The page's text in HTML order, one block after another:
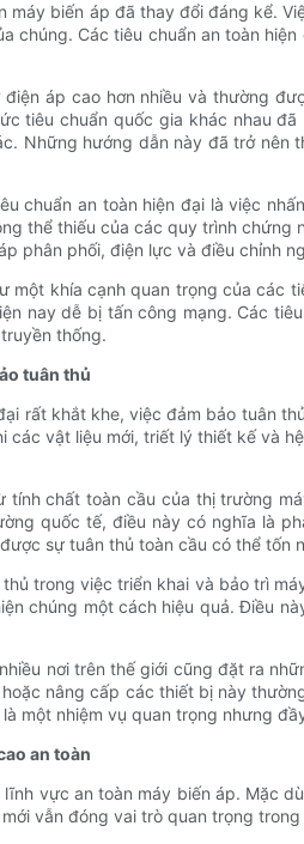
máy biến áp đã thay đổi đáng kể.
chúng. Các tiêu chuẩn an toàn
áp cao hơn nhiều và thường
tiêu chuẩn quốc gia khác nhau
Những hướng dẫn này đã trở
chuẩn an toàn hiện đại là việc
thể thiếu của các quy trình chứng
phân phối, điện lực và điều chỉnh
một khía cạnh quan trọng của
nay dễ bị tấn công mạng. Các
thống.
tuân thủ
rất khắt khe, việc đảm bảo tuân
các vật liệu mới, triết lý thiết kế và
chất toàn cầu của thị trường
quốc tế, điều này có nghĩa là
sự tuân thủ toàn cầu có thể tốn
trong việc triển khai và bảo trì
chúng một cách hiệu quả. Điều
nơi trên thế giới cũng đặt ra
nâng cấp các thiết bị này
một nhiệm vụ quan trọng nhưng
an toàn
vực an toàn máy biến áp. Mặc
vẫn đóng vai trò quan trọng